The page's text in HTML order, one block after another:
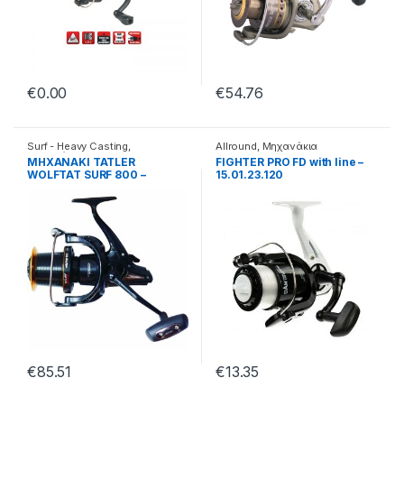
€0.00 €54.76
Surf - Heavy Casting
Μηχανάκια
ΜΗΧΑΝΑΚΙ TATLER
WOLFTAT SURF 800 –
€85.51
Allround Μηχανάκια
FIGHTER PRO FD with line –
15.01.23.120
€13.35